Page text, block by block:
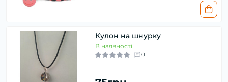
Кулон на шнурку
В наявності
0